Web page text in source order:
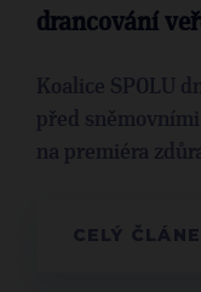
drancování
Koalice SPOLU
před
na premiéra
CELÝ